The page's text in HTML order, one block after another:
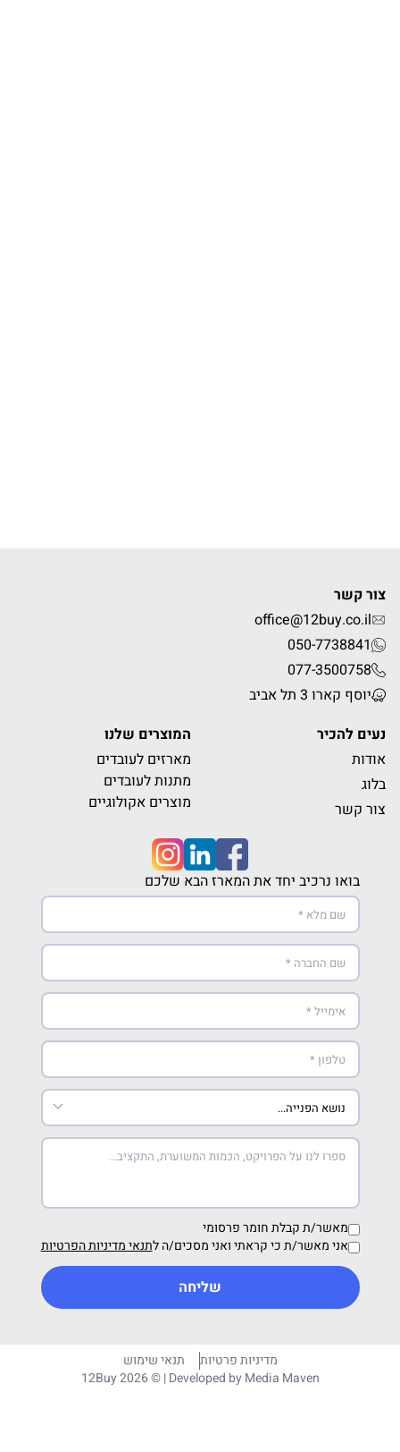
צור קשר
office@12buy.co.il
050-7738841
077-3500758
יוסף קארו 3 תל אביב
נעים להכיר
אודות
בלוג
צור קשר
המוצרים שלנו
מארזים לעובדים
מתנות לעובדים
מוצרים אקולוגיים
בואו נרכיב יחד את המארז הבא שלכם
מאשר/ת קבלת חומר פרסומי
אני מאשר/ת כי קראתי ואני מסכים/ה לתנאי מדיניות הפרטיות
שליחה
מדיניות פרטיות
תנאי שימוש
12Buy 2026 © | Developed byMedia Maven